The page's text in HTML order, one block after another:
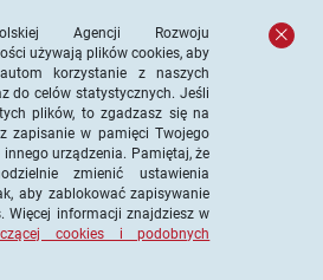
zastrzeżone
ze środków Unii Europejskiej w
Społecznego
Agencji Rozwoju
używają plików cookies, aby
korzystanie z naszych
do celów statystycznych. Jeśli
plików, to zgadzasz się na
zapisanie w pamięci Twojego
urządzenia. Pamiętaj, że
zmienić ustawienia
aby zablokować zapisywanie
Więcej informacji znajdziesz w
cookies i podobnych